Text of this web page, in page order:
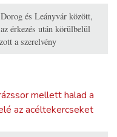
és Leányvár között,
érkezés után körülbelül
a szerelvény